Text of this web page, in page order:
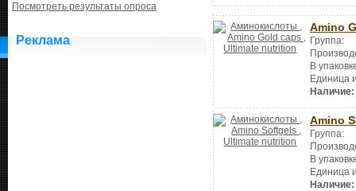
Посмотреть результаты опроса
Реклама
Amino
Группа:
В
Единица
Наличие:
Amino
Группа:
В
Единица
Наличие: